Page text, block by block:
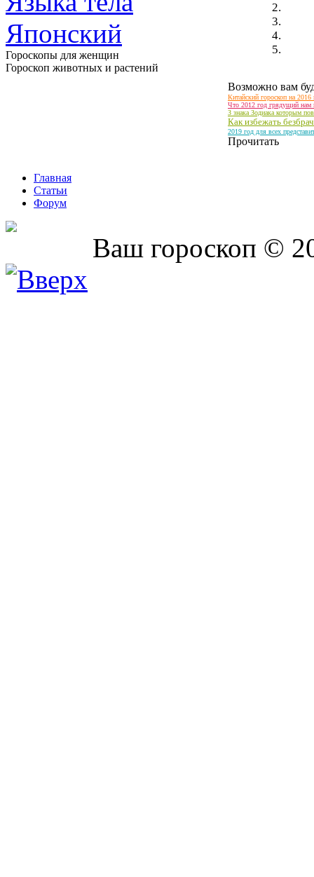
Японский
Гороскопы для женщин
Гороскоп животных и растений
Возможно вам
Китайский гороскоп на
Что 2012 год грядущий нам
З знака Зодиака которым
Как избежать
2019 год для всех
Прочитать
Главная
Статьи
Форум
Ваш гороскоп ©